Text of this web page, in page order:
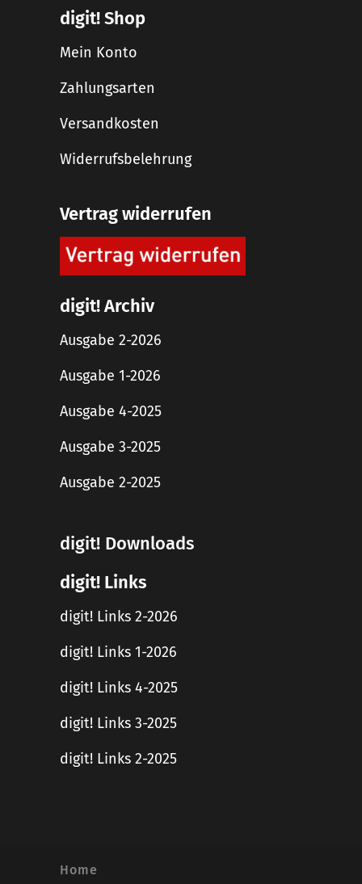
digit! Shop
Mein Konto
Zahlungsarten
Versandkosten
Widerrufsbelehrung
Vertrag widerrufen
digit! Archiv
Ausgabe 2-2026
Ausgabe 1-2026
Ausgabe 4-2025
Ausgabe 3-2025
Ausgabe 2-2025
digit! Downloads
digit! Links
digit! Links 2-2026
digit! Links 1-2026
digit! Links 4-2025
digit! Links 3-2025
digit! Links 2-2025
Home